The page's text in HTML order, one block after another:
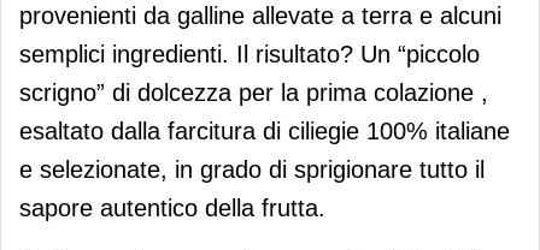
provenienti da galline allevate a terra e alcuni
semplici ingredienti. Il risultato? Un “piccolo
scrigno” di dolcezza per la prima colazione ,
esaltato dalla farcitura di ciliegie 100% italiane
e selezionate, in grado di sprigionare tutto il
sapore autentico della frutta.